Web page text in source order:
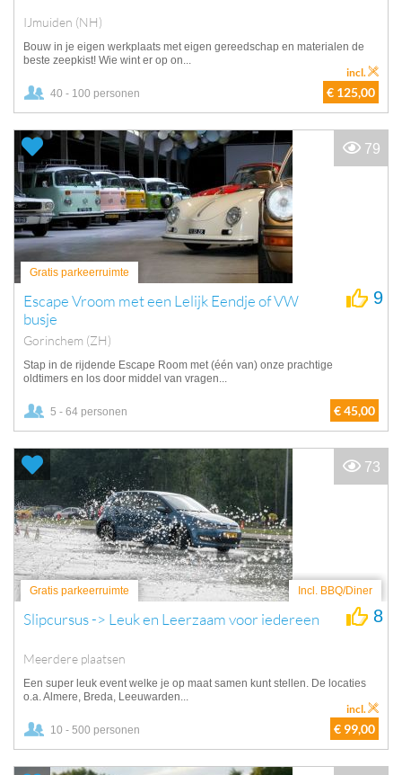
IJmuiden (NH)
Bouw in je eigen werkplaats met eigen gereedschap en materialen de
beste zeepkist! Wie wint er op on...
40 - 100 personen € 125,00
incl.
Gratis parkeerruimte
Escape Vroom met een Lelijk Eendje of VW
busje
Gorinchem (ZH)
9
Stap in de rijdende Escape Room met (één van) onze prachtige
oldtimers en los door middel van vragen...
5 - 64 personen € 45,00
79
Gratis parkeerruimte Incl. BBQ/Diner
Slipcursus -> Leuk en Leerzaam voor iedereen
Meerdere plaatsen
8
Een super leuk event welke je op maat samen kunt stellen. De locaties
o.a. Almere, Breda, Leeuwarden...
10 - 500 personen € 99,00
incl.
73